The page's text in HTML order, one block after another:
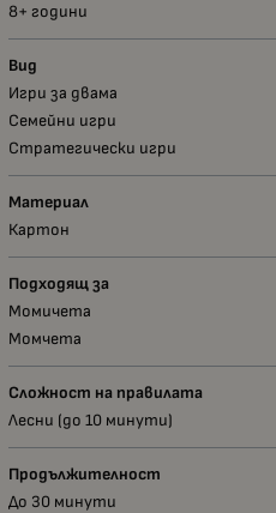
8+ години
Вид
Игри за двама
Семейни игри
Стратегически игри
Материал
Картон
Подходящ за
Момичета
Момчета
Сложност на правилата
Лесни (до 10 минути)
Продължителност
До 30 минути